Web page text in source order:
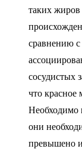
таких
сравнению с
сосудистых
что
Необходимо
они
превышено